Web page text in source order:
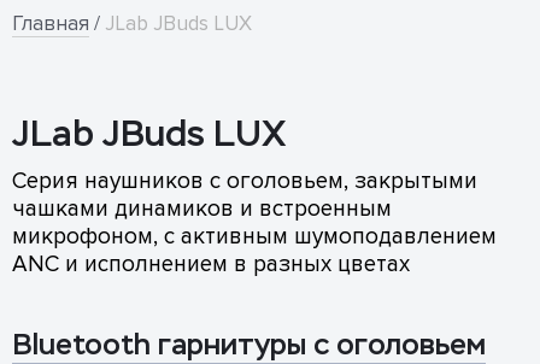
Главная / JLab JBuds LUX
JLab JBuds LUX
Серия наушников с оголовьем, закрытыми
чашками динамиков и встроенным
микрофоном, с активным шумоподавлением
ANC и исполнением в разных цветах
Bluetooth гарнитуры с оголовьем